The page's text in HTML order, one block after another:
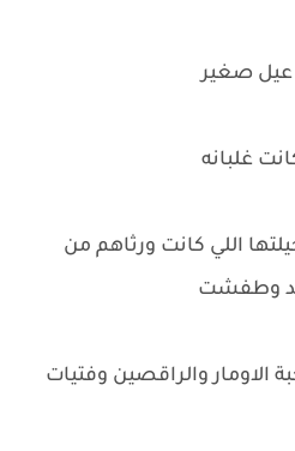
صغير
غلبانه
اللي كانت ورثاهم من
وطفشت
والراقصين وفتيات